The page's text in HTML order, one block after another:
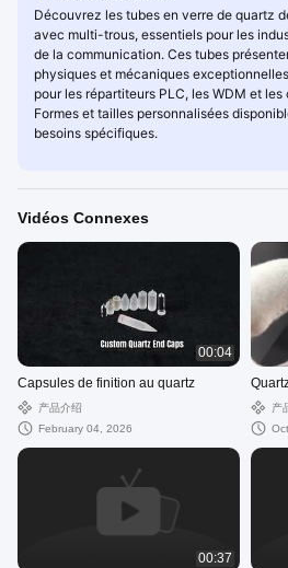
Découvrez les tubes en verre de quartz
avec multi-trous, essentiels pour les
de la communication. Ces tubes
physiques et mécaniques
pour les répartiteurs PLC, les WDM et
Formes et tailles personnalisées
besoins spécifiques.
Vidéos Connexes
00:04
Capsules de finition au quartz
产品介绍
February 04, 2026
产
00:37